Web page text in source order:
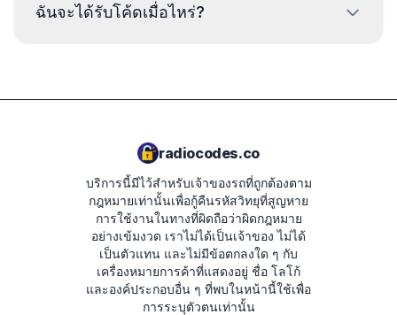
ออกและอ่านรหัสจากป้ายบนตัวเครื่องวิทยุ โดยปกติหมายเลข
2045BC058153123
58153123
6045AR058153476
BE604558153476
ฉันจะได้รับโค้ดเมื่อไหร่?
radiocodes.co
บริการนี้มีไว้สำหรับเจ้าของรถที่ถูกต้องตาม
กฎหมายเท่านั้นเพื่อกู้คืนรหัสวิทยุที่สูญหาย
การใช้งานในทางที่ผิดถือว่าผิดกฎหมาย
อย่างเข้มงวด เราไม่ได้เป็นเจ้าของ ไม่ได้
เป็นตัวแทน และไม่มีข้อตกลงใด ๆ กับ
เครื่องหมายการค้าที่แสดงอยู่ ชื่อ โลโก้
และองค์ประกอบอื่น ๆ ที่พบในหน้านี้ใช้เพื่อ
การระบุตัวตนเท่านั้น